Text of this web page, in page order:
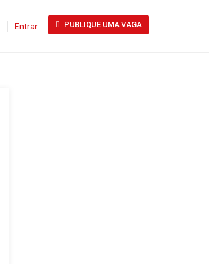
Entrar PUBLIQUE UMA VAGA